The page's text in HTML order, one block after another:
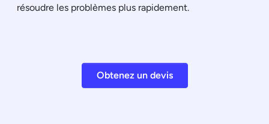
résoudre les problèmes plus rapidement.
Obtenez un devis